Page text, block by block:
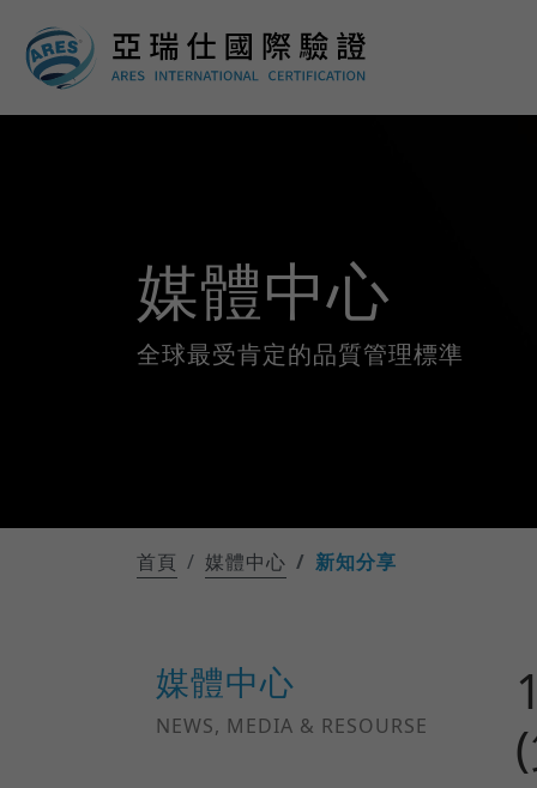
媒體中心
全球最受肯定的品質管理標準
首頁 媒體中心 新知分享
媒體中心
NEWS, MEDIA & RESOURSE